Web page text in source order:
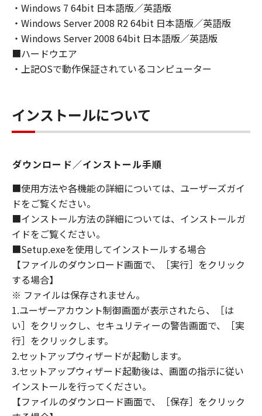
６．サポートおよびアップデート
キヤノン、キヤノンの子会社、関係会社、それ
らの販売代理店および販売店、並びにキヤノン
のライセンサーは、お客様による「本ソフトウ
ェア」の使用を支援すること、および「本ソフ
る責任も負うものではありません。
状態で使用許諾されます。キヤノン、キヤノン
のライセンサー、キヤノンの子会社、キヤノン
の関連会社、それらの販売代理店または販売店
のいずれも、「本ソフトウェア」に関して、商
品性および特定の目的への適合性の保証を含
め、いかなる保証も、明示たると黙示たるとを
問わず一切しないものとします。
(2) キヤノン、キヤノンのライセンサー、キヤノ
ンの子会社、キヤノンの関連会社、それらの販
売代理店または販売店のいずれも、「本ソフト
ウェア」の使用または使用不能から生ずるいか
なる損害（逸失利益およびその他の派生的また
は付随的な損害を含むがこれらに限定されない
全ての損害を言います。）について、適用法で
認められる限り、一切の責任を負わないものと
します。たとえ、キヤノン、キヤノンのライセ
ンサー、キヤノンの子会社、キヤノンの関連会
社、それらの販売代理店または販売店がかかる
・Windows 7 64bit 日本語版／英語版
・Windows Server 2008 R2 64bit 日本語版／英語版
・Windows Server 2008 64bit 日本語版／英語版
■ハードウエア
・上記OSで動作保証されているコンピューター
インストールについて
ダウンロード／インストール手順
■使用方法や各機能の詳細については、ユーザーズガイ
ドをご覧ください。
■インストール方法の詳細については、インストールガ
イドをご覧ください。
■Setup.exeを使用してインストールする場合
【ファイルのダウンロード画面で、［実行］をクリック
する場合】
※ ファイルは保存されません。
1.ユーザーアカウント制御画面が表示されたら、［は
い］をクリックし、セキュリティーの警告画面で、［実
行］をクリックします。
2.セットアップウィザードが起動します。
3.セットアップウィザード起動後は、画面の指示に従い
インストールを行ってください。
【ファイルのダウンロード画面で、［保存］をクリック